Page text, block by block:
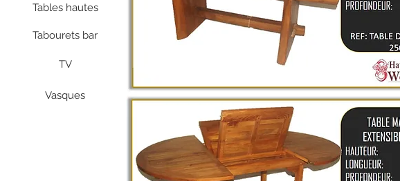
Tables hautes
Tabourets bar
TV
Vasques